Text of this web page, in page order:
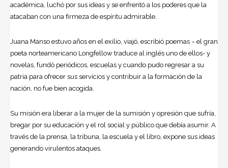
académica, luchó por sus ideas y se enfrentó a los poderes que la
atacaban con una firmeza de espíritu admirable.
Juana Manso estuvo años en el exilio, viajó, escribió poemas – el gran
poeta norteamericano Longfellow traduce al inglés uno de ellos- y
novelas, fundó periódicos, escuelas y cuando pudo regresar a su
patria para ofrecer sus servicios y contribuir a la formación de la
nación, no fue bien acogida.
Su misión era liberar a la mujer de la sumisión y opresión que sufría,
bregar por su educación y el rol social y público que debía asumir. A
través de la prensa, la tribuna, la escuela y el libro, expone sus ideas
generando virulentos ataques.